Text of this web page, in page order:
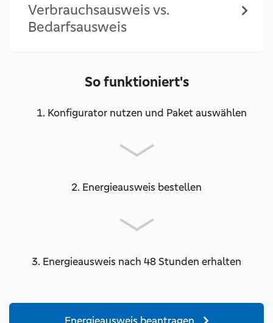
Verbrauchsausweis vs.
Bedarfsausweis
So funktioniert's
1. Konfigurator nutzen und Paket auswählen
2. Energieausweis bestellen
3. Energieausweis nach 48 Stunden erhalten